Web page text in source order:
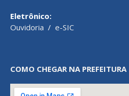
Eletrônico:
Ouvidoria / e-SIC
COMO CHEGAR NA PREFEITURA